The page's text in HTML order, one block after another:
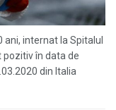
ani, internat la Spitalul
pozitiv în data de
din Italia